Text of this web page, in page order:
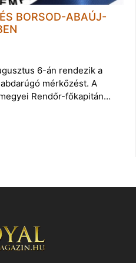
BORSOD-ABAÚJ-
6-án rendezik a
mérkőzést. A
Rendőr-főkapitán…